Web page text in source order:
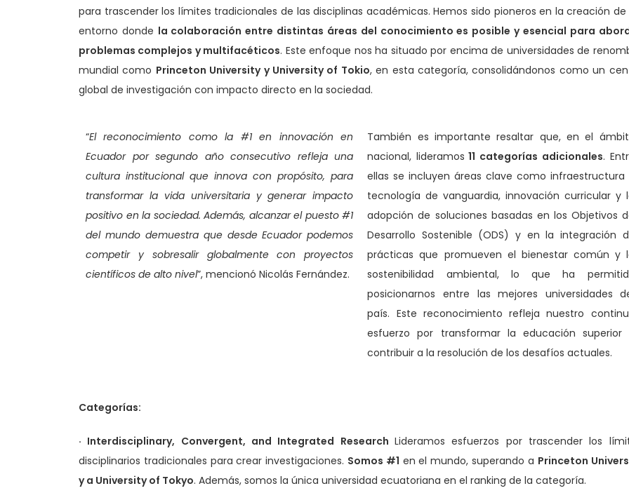
para trascender los límites tradicionales de las disciplinas académicas. Hemos sido pioneros en la creación de
entorno donde la colaboración entre distintas áreas del conocimiento es posible y esencial para
problemas complejos y multifacéticos. Este enfoque nos ha situado por encima de universidades de
mundial como Princeton University y University of Tokio, en esta categoría, consolidándonos como un
global de investigación con impacto directo en la sociedad.
“El reconocimiento como la #1 en innovación en
Ecuador por segundo año consecutivo refleja una
cultura institucional que innova con propósito, para
transformar la vida universitaria y generar impacto
positivo en la sociedad. Además, alcanzar el puesto #1
del mundo demuestra que desde Ecuador podemos
competir y sobresalir globalmente con proyectos
científicos de alto nivel”, mencionó Nicolás Fernández.
También es importante resaltar que, en el
nacional, lideramos 11 categorías adicionales.
ellas se incluyen áreas clave como infraestructura
tecnología de vanguardia, innovación curricular y
adopción de soluciones basadas en los Objetivos
Desarrollo Sostenible (ODS) y en la integración
prácticas que promueven el bienestar común y
sostenibilidad ambiental, lo que ha
posicionarnos entre las mejores universidades
país. Este reconocimiento refleja nuestro
esfuerzo por transformar la educación superior
contribuir a la resolución de los desafíos actuales.
Categorías:
· Interdisciplinary, Convergent, and Integrated Research Lideramos esfuerzos por trascender los
disciplinarios tradicionales para crear investigaciones. Somos #1 en el mundo, superando a Princeton
y a University of Tokyo. Además, somos la única universidad ecuatoriana en el ranking de la categoría.